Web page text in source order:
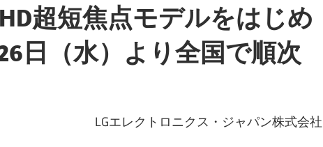
超短焦点モデルをはじめ
日（水）より全国で順次
LGエレクトロニクス・ジャパン株式会社